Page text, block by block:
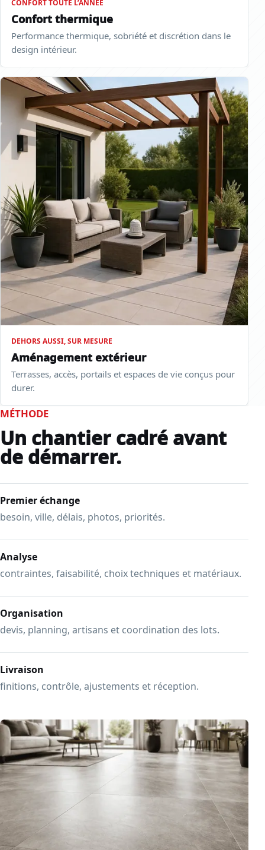
CONFORT TOUTE L’ANNÉE
Confort thermique
Performance thermique, sobriété et discrétion dans le
design intérieur.
DEHORS AUSSI, SUR MESURE
Aménagement extérieur
Terrasses, accès, portails et espaces de vie conçus pour
durer.
MÉTHODE
Un chantier cadré avant
de démarrer.
Premier échange
besoin, ville, délais, photos, priorités.
Analyse
contraintes, faisabilité, choix techniques et matériaux.
Organisation
devis, planning, artisans et coordination des lots.
Livraison
finitions, contrôle, ajustements et réception.